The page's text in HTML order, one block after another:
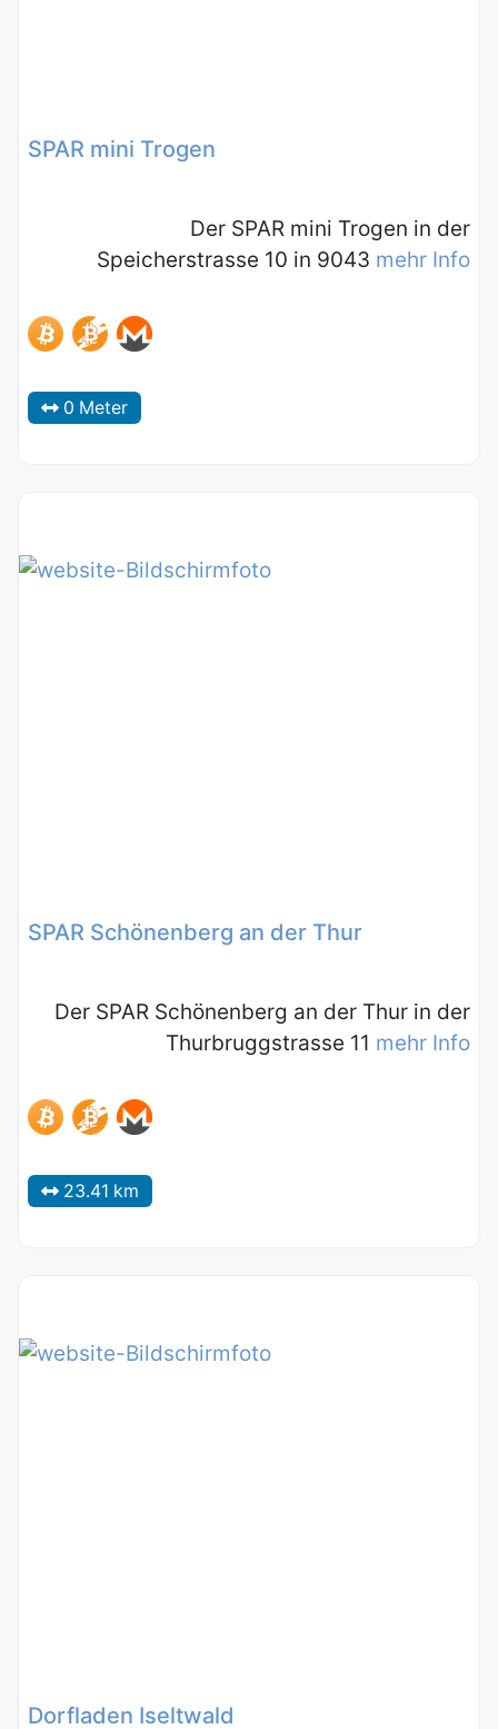
SPAR mini Trogen
Der SPAR mini Trogen in der
Speicherstrasse 10 in 9043 mehr Info
0 Meter
SPAR Schönenberg an der Thur
Der SPAR Schönenberg an der Thur in der
Thurbruggstrasse 11 mehr Info
23.41 km
Dorfladen Iseltwald